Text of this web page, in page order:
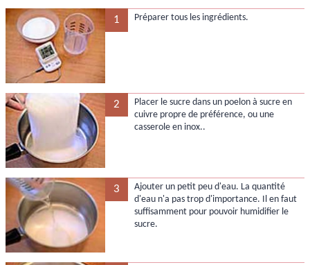
1 Préparer tous les ingrédients.
2
Placer le sucre dans un poelon à sucre en
cuivre propre de préférence, ou une
casserole en inox..
3
Ajouter un petit peu d'eau. La quantité
d'eau n'a pas trop d'importance. Il en faut
suffisamment pour pouvoir humidifier le
sucre.